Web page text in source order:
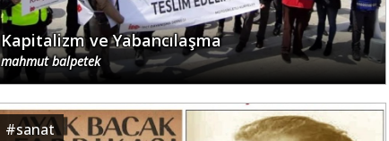
Kapitalizm ve Yabancılaşma
mahmut balpetek
#sanat